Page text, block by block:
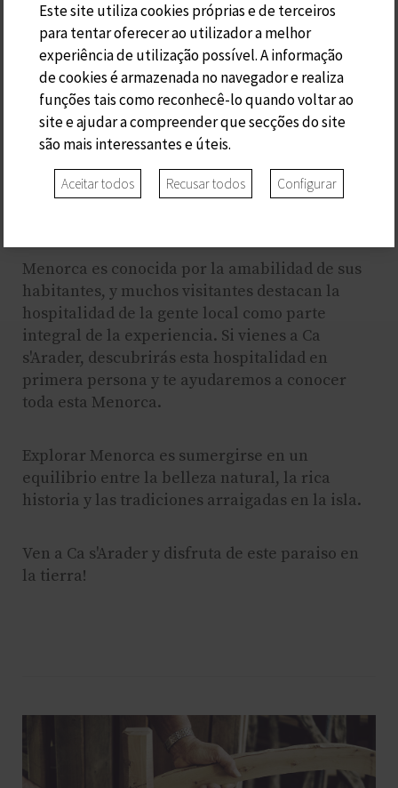
La cocina menorquina refleja la mezcla de
influencias mediterráneas. Platos como la
caldereta de langosta, la sobrasada y la
ensaimada son sabores que debes probar. Y
mucho más...
La hospitalidad Local:
Menorca es conocida por la amabilidad de sus
habitantes, y muchos visitantes destacan la
hospitalidad de la gente local como parte
integral de la experiencia. Si vienes a Ca
s'Arader, descubrirás esta hospitalidad en
primera persona y te ayudaremos a conocer
toda esta Menorca.
Explorar Menorca es sumergirse en un
equilibrio entre la belleza natural, la rica
historia y las tradiciones arraigadas en la isla.
Ven a Ca s'Arader y disfruta de este paraiso en
la tierra!
Este site utiliza cookies próprias e de terceiros
para tentar oferecer ao utilizador a melhor
experiência de utilização possível. A informação
de cookies é armazenada no navegador e realiza
funções tais como reconhecê-lo quando voltar ao
site e ajudar a compreender que secções do site
são mais interessantes e úteis.
Aceitar todos Recusar todos Configurar